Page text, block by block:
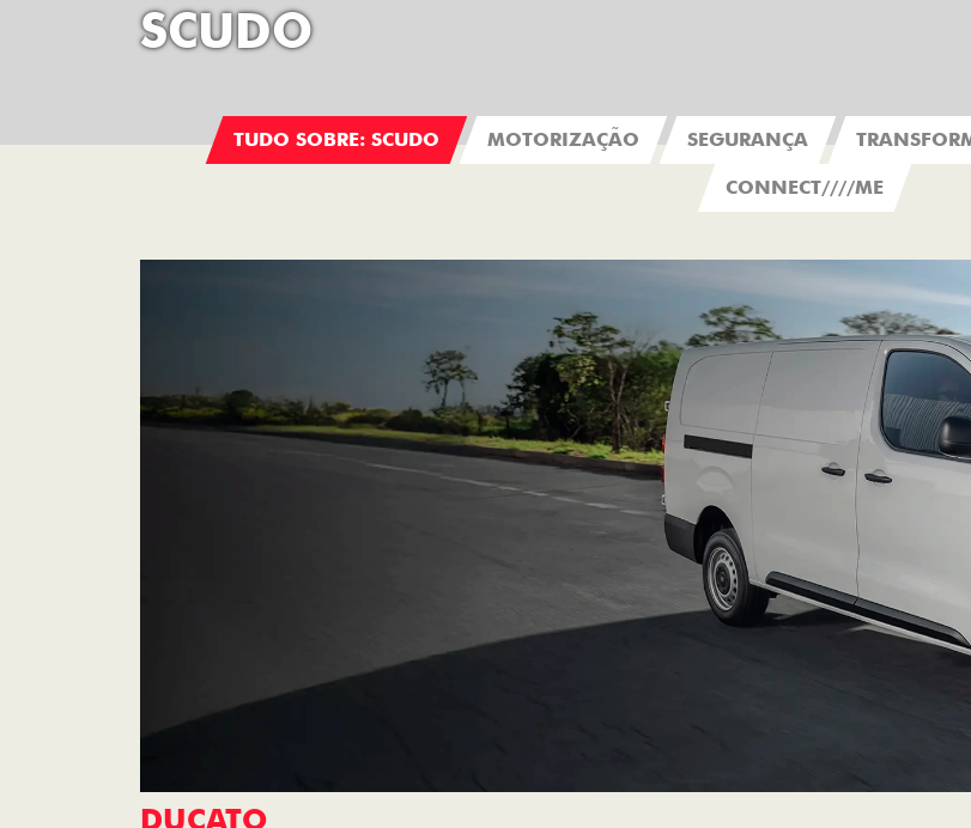
SCUDO
TUDO SOBRE: SCUDO MOTORIZAÇÃO SEGURANÇA
CONNECT////ME
DUCATO